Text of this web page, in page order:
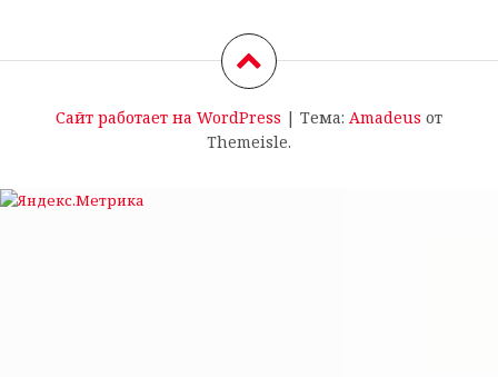
Сайт работает на WordPress | Тема: Amadeus от
Themeisle.